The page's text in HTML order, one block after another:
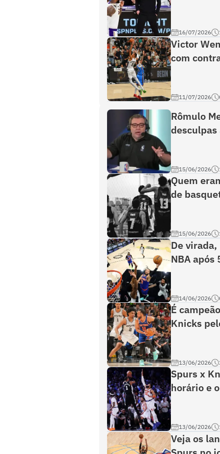
16/07/2026
Victor
com
11/07/2026
Rômulo
15/06/2026
Quem
de
15/06/2026
De
NBA após
14/06/2026
É
Knicks
13/06/2026
Spurs x
horário e
13/06/2026
Veja os